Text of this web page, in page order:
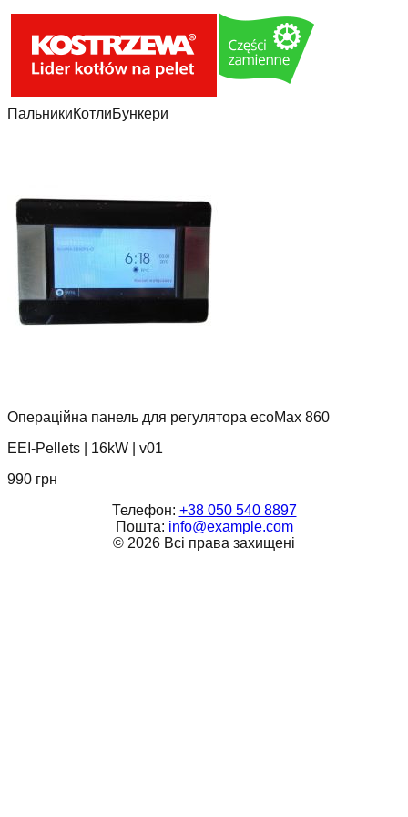
ПальникиКотлиБункери
Операційна панель для регулятора ecoMax 860
EEI-Pellets
16kW
v01
990 грн
Телефон: +38 050 540 8897
Пошта: info@example.com
© 2026 Всі права захищені